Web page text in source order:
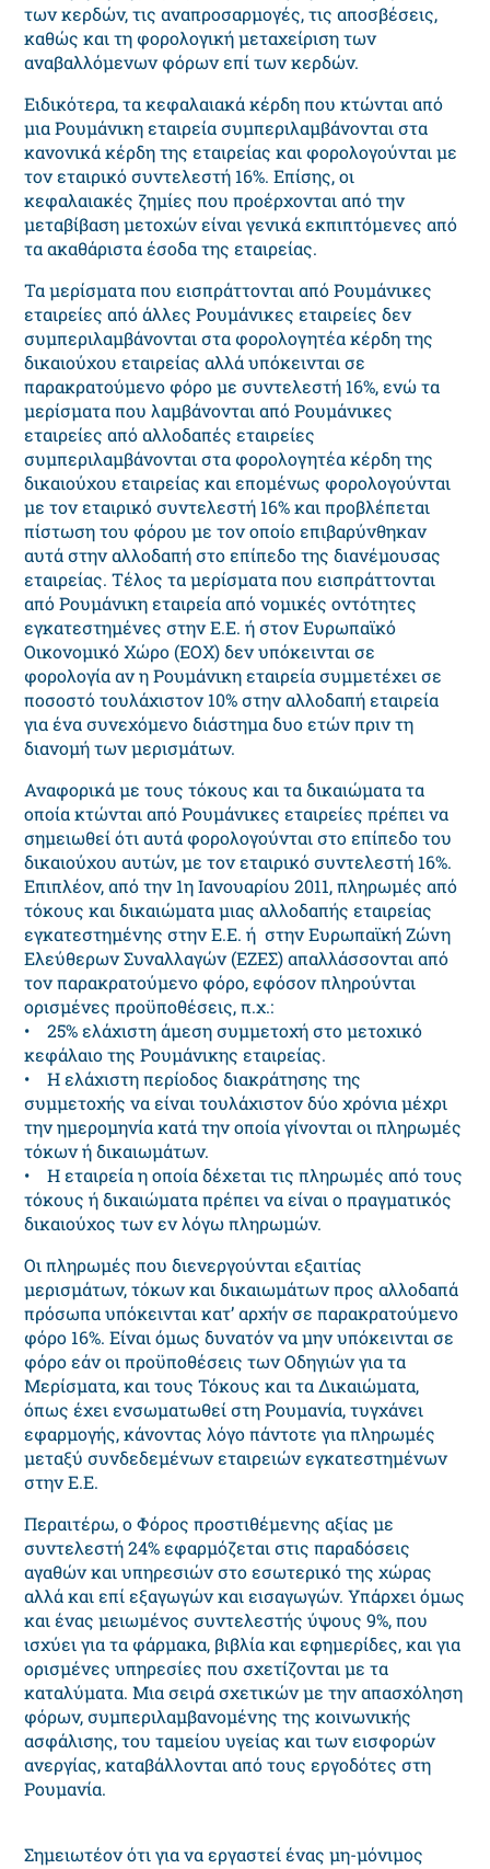
των κερδών, τις αναπροσαρμογές, τις αποσβέσεις,
καθώς και τη φορολογική μεταχείριση των
αναβαλλόμενων φόρων επί των κερδών.
Ειδικότερα, τα κεφαλαιακά κέρδη που κτώνται από
μια Ρουμάνικη εταιρεία συμπεριλαμβάνονται στα
κανονικά κέρδη της εταιρείας και φορολογούνται με
τον εταιρικό συντελεστή 16%. Επίσης, οι
κεφαλαιακές ζημίες που προέρχονται από την
μεταβίβαση μετοχών είναι γενικά εκπιπτόμενες από
τα ακαθάριστα έσοδα της εταιρείας.
Τα μερίσματα που εισπράττονται από Ρουμάνικες
εταιρείες από άλλες Ρουμάνικες εταιρείες δεν
συμπεριλαμβάνονται στα φορολογητέα κέρδη της
δικαιούχου εταιρείας αλλά υπόκεινται σε
παρακρατούμενο φόρο με συντελεστή 16%, ενώ τα
μερίσματα που λαμβάνονται από Ρουμάνικες
εταιρείες από αλλοδαπές εταιρείες
συμπεριλαμβάνονται στα φορολογητέα κέρδη της
δικαιούχου εταιρείας και επομένως φορολογούνται
με τον εταιρικό συντελεστή 16% και προβλέπεται
πίστωση του φόρου με τον οποίο επιβαρύνθηκαν
αυτά στην αλλοδαπή στο επίπεδο της διανέμουσας
εταιρείας. Τέλος τα μερίσματα που εισπράττονται
από Ρουμάνικη εταιρεία από νομικές οντότητες
εγκατεστημένες στην Ε.Ε. ή στον Ευρωπαϊκό
Οικονομικό Χώρο (ΕΟΧ) δεν υπόκεινται σε
φορολογία αν η Ρουμάνικη εταιρεία συμμετέχει σε
ποσοστό τουλάχιστον 10% στην αλλοδαπή εταιρεία
για ένα συνεχόμενο διάστημα δυο ετών πριν τη
διανομή των μερισμάτων.
Αναφορικά με τους τόκους και τα δικαιώματα τα
οποία κτώνται από Ρουμάνικες εταιρείες πρέπει να
σημειωθεί ότι αυτά φορολογούνται στο επίπεδο του
δικαιούχου αυτών, με τον εταιρικό συντελεστή 16%.
Επιπλέον, από την 1η Ιανουαρίου 2011, πληρωμές από
τόκους και δικαιώματα μιας αλλοδαπής εταιρείας
εγκατεστημένης στην Ε.Ε. ή στην Ευρωπαϊκή Ζώνη
Ελεύθερων Συναλλαγών (ΕΖΕΣ) απαλλάσσονται από
τον παρακρατούμενο φόρο, εφόσον πληρούνται
ορισμένες προϋποθέσεις, π.χ.:
• 25% ελάχιστη άμεση συμμετοχή στο μετοχικό
κεφάλαιο της Ρουμάνικης εταιρείας.
• Η ελάχιστη περίοδος διακράτησης της
συμμετοχής να είναι τουλάχιστον δύο χρόνια μέχρι
την ημερομηνία κατά την οποία γίνονται οι πληρωμές
τόκων ή δικαιωμάτων.
• Η εταιρεία η οποία δέχεται τις πληρωμές από τους
τόκους ή δικαιώματα πρέπει να είναι ο πραγματικός
δικαιούχος των εν λόγω πληρωμών.
Οι πληρωμές που διενεργούνται εξαιτίας
μερισμάτων, τόκων και δικαιωμάτων προς αλλοδαπά
πρόσωπα υπόκεινται κατ’ αρχήν σε παρακρατούμενο
φόρο 16%. Είναι όμως δυνατόν να μην υπόκεινται σε
φόρο εάν οι προϋποθέσεις των Οδηγιών για τα
Μερίσματα, και τους Τόκους και τα Δικαιώματα,
όπως έχει ενσωματωθεί στη Ρουμανία, τυγχάνει
εφαρμογής, κάνοντας λόγο πάντοτε για πληρωμές
μεταξύ συνδεδεμένων εταιρειών εγκατεστημένων
στην Ε.Ε.
Περαιτέρω, ο Φόρος προστιθέμενης αξίας με
συντελεστή 24% εφαρμόζεται στις παραδόσεις
αγαθών και υπηρεσιών στο εσωτερικό της χώρας
αλλά και επί εξαγωγών και εισαγωγών. Υπάρχει όμως
και ένας μειωμένος συντελεστής ύψους 9%, που
ισχύει για τα φάρμακα, βιβλία και εφημερίδες, και για
ορισμένες υπηρεσίες που σχετίζονται με τα
καταλύματα. Μια σειρά σχετικών με την απασχόληση
φόρων, συμπεριλαμβανομένης της κοινωνικής
ασφάλισης, του ταμείου υγείας και των εισφορών
ανεργίας, καταβάλλονται από τους εργοδότες στη
Ρουμανία.
Σημειωτέον ότι για να εργαστεί ένας μη-μόνιμος